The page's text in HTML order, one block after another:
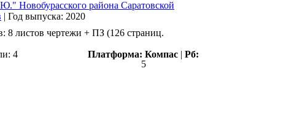
Новобурасского района Саратовской
| Год выпуска: 2020
листов чертежи + ПЗ (126 страниц.
4 Платформа: Компас | Рб:
5